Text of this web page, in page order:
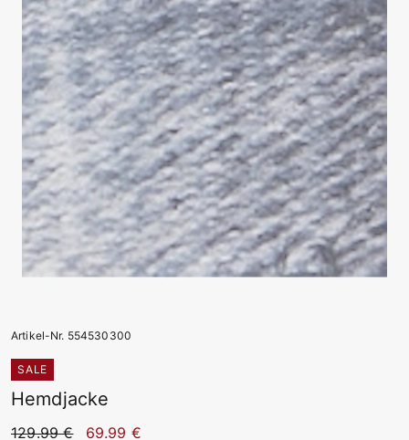
Artikel-Nr. 554530300
SALE
Hemdjacke
129.99 € 69.99 €